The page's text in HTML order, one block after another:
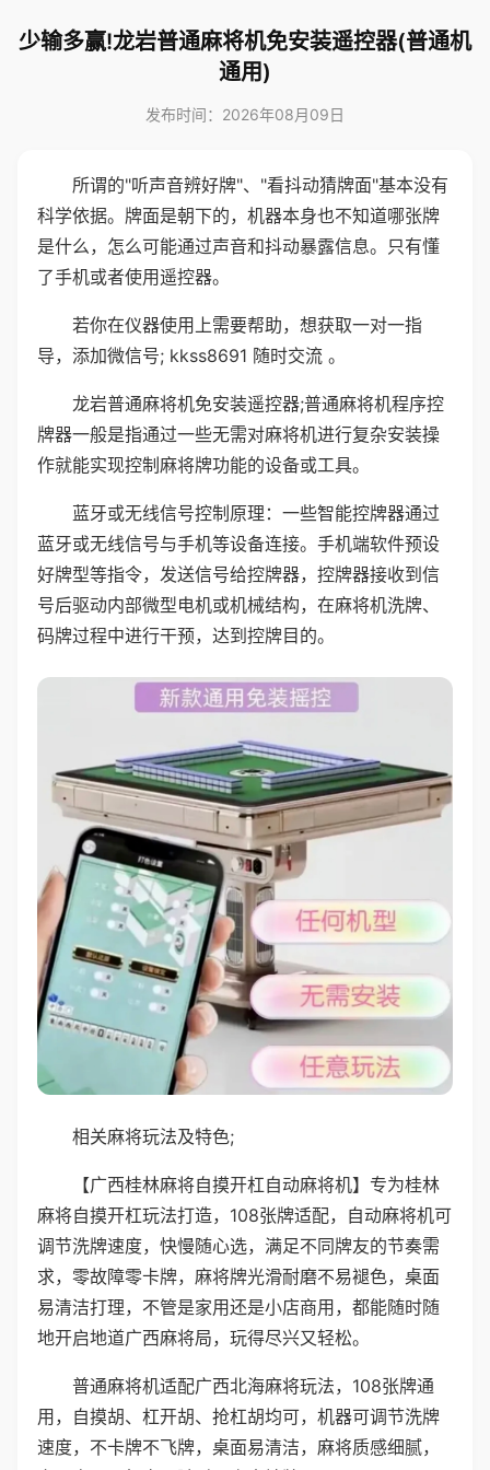
少输多赢!龙岩普通麻将机免安装遥控器(普通机
通用)
发布时间：2026年08月09日
所谓的"听声音辨好牌"、"看抖动猜牌面"基本没有
科学依据。牌面是朝下的，机器本身也不知道哪张牌
是什么，怎么可能通过声音和抖动暴露信息。只有懂
了手机或者使用遥控器。
若你在仪器使用上需要帮助，想获取一对一指
导，添加微信号; kkss8691 随时交流 。
龙岩普通麻将机免安装遥控器;普通麻将机程序控
牌器一般是指通过一些无需对麻将机进行复杂安装操
作就能实现控制麻将牌功能的设备或工具。
蓝牙或无线信号控制原理：一些智能控牌器通过
蓝牙或无线信号与手机等设备连接。手机端软件预设
好牌型等指令，发送信号给控牌器，控牌器接收到信
号后驱动内部微型电机或机械结构，在麻将机洗牌、
码牌过程中进行干预，达到控牌目的。
相关麻将玩法及特色;
【广西桂林麻将自摸开杠自动麻将机】专为桂林
麻将自摸开杠玩法打造，108张牌适配，自动麻将机可
调节洗牌速度，快慢随心选，满足不同牌友的节奏需
求，零故障零卡牌，麻将牌光滑耐磨不易褪色，桌面
易清洁打理，不管是家用还是小店商用，都能随时随
地开启地道广西麻将局，玩得尽兴又轻松。
普通麻将机适配广西北海麻将玩法，108张牌通
用，自摸胡、杠开胡、抢杠胡均可，机器可调节洗牌
速度，不卡牌不飞牌，桌面易清洁，麻将质感细腻，